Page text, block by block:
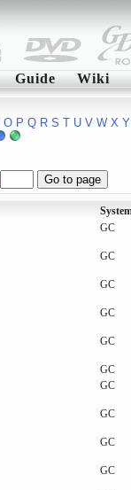
Guide Wiki
O P Q R S T U V W X Y
GC
GC
GC
GC
GC
GC
GC
GC
GC
GC